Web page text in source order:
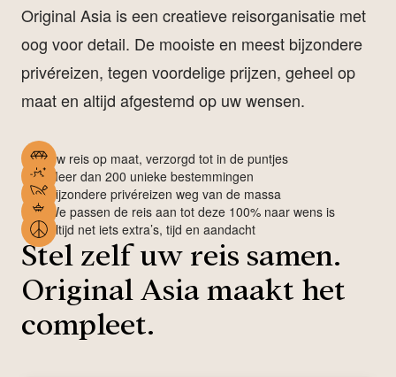
Original Asia is een creatieve reisorganisatie met
oog voor detail. De mooiste en meest bijzondere
privéreizen, tegen voordelige prijzen, geheel op
maat en altijd afgestemd op uw wensen.
Uw reis op maat, verzorgd tot in de puntjes
Meer dan 200 unieke bestemmingen
Bijzondere privéreizen weg van de massa
We passen de reis aan tot deze 100% naar wens is
Altijd net iets extra’s, tijd en aandacht
Stel zelf uw reis samen.
Original Asia maakt het
compleet.